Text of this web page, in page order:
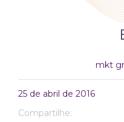
mkt
25 de abril de 2016
Compartilhe: